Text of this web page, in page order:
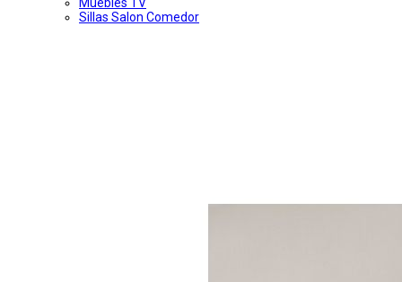
Muebles TV
Sillas Salon Comedor